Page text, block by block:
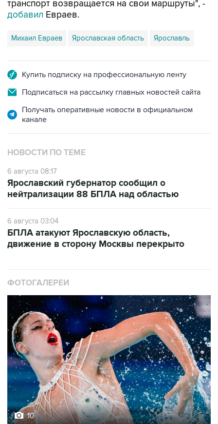
транспорт возвращается на свои маршруты", -
добавил Евраев.
Михаил Евраев Ярославская область Ярославль
Купить подписку на профессиональную ленту
Подписаться на рассылку главных новостей сайта
Получать оперативные новости в официальном
канале
НОВОСТИ ПО ТЕМЕ
6 августа 08:17
Ярославский губернатор сообщил о
нейтрализации 88 БПЛА над областью
6 августа 03:04
БПЛА атакуют Ярославскую область,
движение в сторону Москвы перекрыто
ФОТОГАЛЕРЕИ
10